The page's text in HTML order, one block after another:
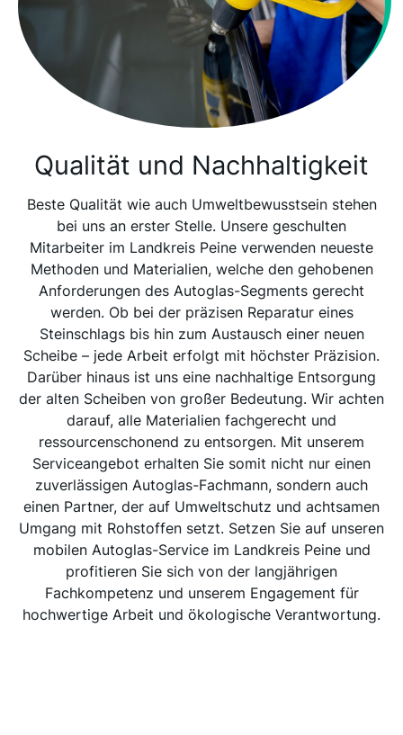
Qualität und Nachhaltigkeit
Beste Qualität wie auch Umweltbewusstsein stehen
bei uns an erster Stelle. Unsere geschulten
Mitarbeiter im Landkreis Peine verwenden neueste
Methoden und Materialien, welche den gehobenen
Anforderungen des Autoglas-Segments gerecht
werden. Ob bei der präzisen Reparatur eines
Steinschlags bis hin zum Austausch einer neuen
Scheibe – jede Arbeit erfolgt mit höchster Präzision.
Darüber hinaus ist uns eine nachhaltige Entsorgung
der alten Scheiben von großer Bedeutung. Wir achten
darauf, alle Materialien fachgerecht und
ressourcenschonend zu entsorgen. Mit unserem
Serviceangebot erhalten Sie somit nicht nur einen
zuverlässigen Autoglas-Fachmann, sondern auch
einen Partner, der auf Umweltschutz und achtsamen
Umgang mit Rohstoffen setzt. Setzen Sie auf unseren
mobilen Autoglas-Service im Landkreis Peine und
profitieren Sie sich von der langjährigen
Fachkompetenz und unserem Engagement für
hochwertige Arbeit und ökologische Verantwortung.